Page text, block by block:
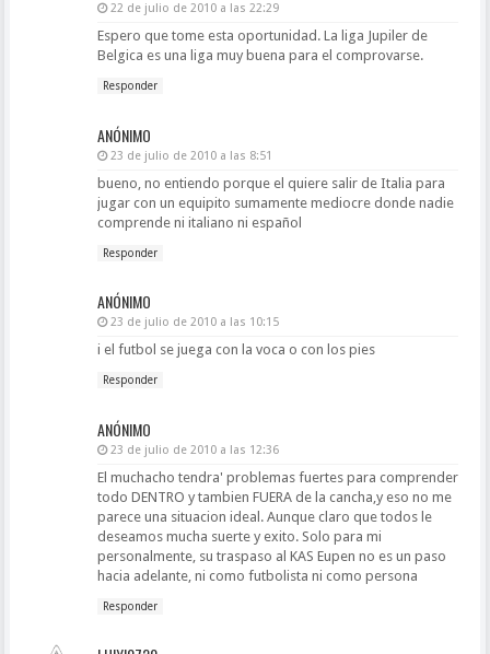
22 de julio de 2010 a las 22:29
Espero que tome esta oportunidad. La liga Jupiler de
Belgica es una liga muy buena para el comprovarse.
Responder
ANÓNIMO
23 de julio de 2010 a las 8:51
bueno, no entiendo porque el quiere salir de Italia para
jugar con un equipito sumamente mediocre donde nadie
comprende ni italiano ni español
Responder
ANÓNIMO
23 de julio de 2010 a las 10:15
i el futbol se juega con la voca o con los pies
Responder
ANÓNIMO
23 de julio de 2010 a las 12:36
El muchacho tendra' problemas fuertes para comprender
todo DENTRO y tambien FUERA de la cancha,y eso no me
parece una situacion ideal. Aunque claro que todos le
deseamos mucha suerte y exito. Solo para mi
personalmente, su traspaso al KAS Eupen no es un paso
hacia adelante, ni como futbolista ni como persona
Responder